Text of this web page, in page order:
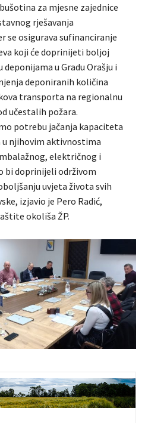
za mjesne zajednice
rješavanja
se osigurava sufinanciranje
koji će doprinijeti boljoj
u Gradu Orašju i
deponiranih količina
transporta na regionalnu
učestalih požara.
potrebu jačanja kapaciteta
njihovim aktivnostima
električnog i
bi doprinijeli održivom
uvjeta života svih
izjavio je Pero Radić,
okoliša ŽP.